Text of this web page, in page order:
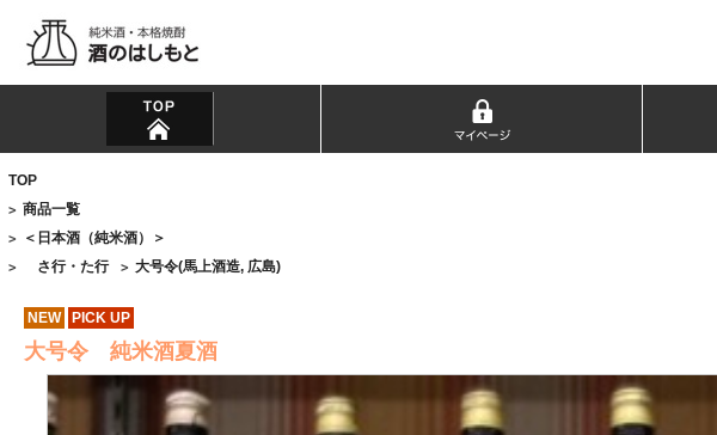
TOP
> 商品一覧
> ＜日本酒（純米酒）＞
> さ行・た行 > 大号令(馬上酒造, 広島)
NEW PICK UP
大号令 純米酒夏酒